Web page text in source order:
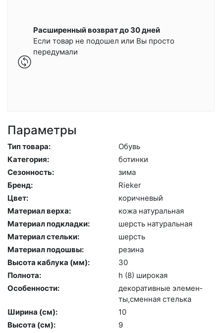
Расширенный возврат до 30 дней
Если товар не подошел или Вы просто
передумали
Параметры
Тип товара:
Обувь
Категория:
бо­тин­ки
Сезонность:
зи­ма
Бренд:
Ri­eker
Цвет:
ко­рич­не­вый
Материал верха:
ко­жа на­тураль­ная
Материал подкладки:
шерсть на­тураль­ная
Материал стельки:
шерсть
Материал подошвы:
ре­зина
Высота каблука (мм):
30
Полнота:
h (8) ши­рокая
Особенности:
де­кора­тив­ные эле­мен­
ты,смен­ная стель­ка
Ширина (см):
10
Высота (cм):
9